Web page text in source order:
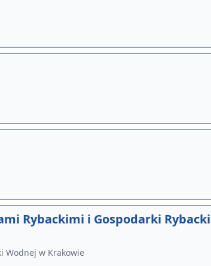
Rybackimi i Gospodarki
Wodnej w Krakowie